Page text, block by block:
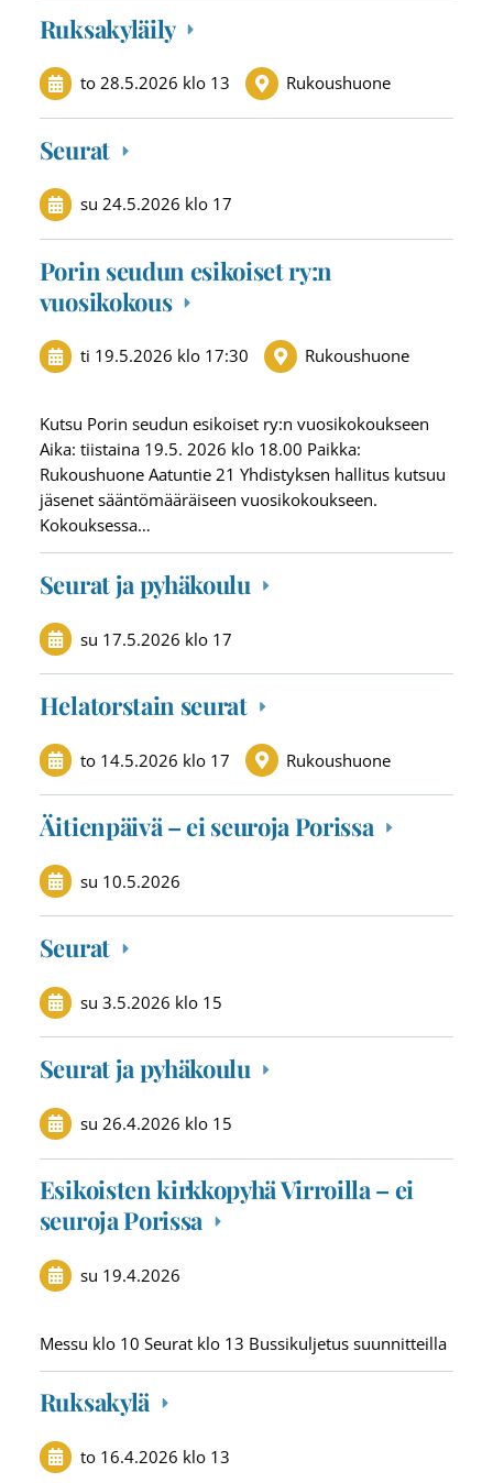
Ruksakyläily
to 28.5.2026 klo 13 Rukoushuone
Seurat
su 24.5.2026 klo 17
Porin seudun esikoiset ry:n
vuosikokous
ti 19.5.2026 klo 17:30 Rukoushuone
Kutsu Porin seudun esikoiset ry:n vuosikokoukseen
Aika: tiistaina 19.5. 2026 klo 18.00 Paikka:
Rukoushuone Aatuntie 21 Yhdistyksen hallitus kutsuu
jäsenet sääntömääräiseen vuosikokoukseen.
Kokouksessa…
Seurat ja pyhäkoulu
su 17.5.2026 klo 17
Helatorstain seurat
to 14.5.2026 klo 17 Rukoushuone
Äitienpäivä – ei seuroja Porissa
su 10.5.2026
Seurat
su 3.5.2026 klo 15
Seurat ja pyhäkoulu
su 26.4.2026 klo 15
Esikoisten kirkkopyhä Virroilla – ei
seuroja Porissa
su 19.4.2026
Messu klo 10 Seurat klo 13 Bussikuljetus suunnitteilla
Ruksakylä
to 16.4.2026 klo 13